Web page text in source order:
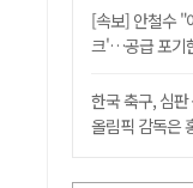
[속보] 안철수 "
크'…공급 포기
한국 축구, 심
올림픽 감독은